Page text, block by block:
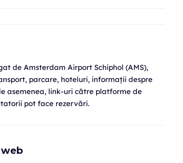
de Amsterdam Airport Schiphol (AMS),
parcare, hoteluri, informații despre
asemenea, link-uri către platforme de
pot face rezervări.